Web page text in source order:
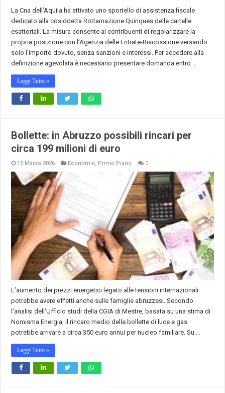
La Cna dell’Aquila ha attivato uno sportello di assistenza fiscale
dedicato alla cosiddetta Rottamazione Quinques delle cartelle
esattoriali. La misura consente ai contribuenti di regolarizzare la
propria posizione con l’Agenzia delle Entrate-Riscossione versando
solo l’importo dovuto, senza sanzioni e interessi. Per accedere alla
definizione agevolata è necessario presentare domanda entro …
Leggi Tutto »
Bollette: in Abruzzo possibili rincari per
circa 199 milioni di euro
15 Marzo 2026 Economia, Primo Piano 0
L’aumento dei prezzi energetici legato alle tensioni internazionali
potrebbe avere effetti anche sulle famiglie abruzzesi. Secondo
l’analisi dell’Ufficio studi della CGIA di Mestre, basata su una stima di
Nomisma Energia, il rincaro medio delle bollette di luce e gas
potrebbe arrivare a circa 350 euro annui per nucleo familiare. Su …
Leggi Tutto »